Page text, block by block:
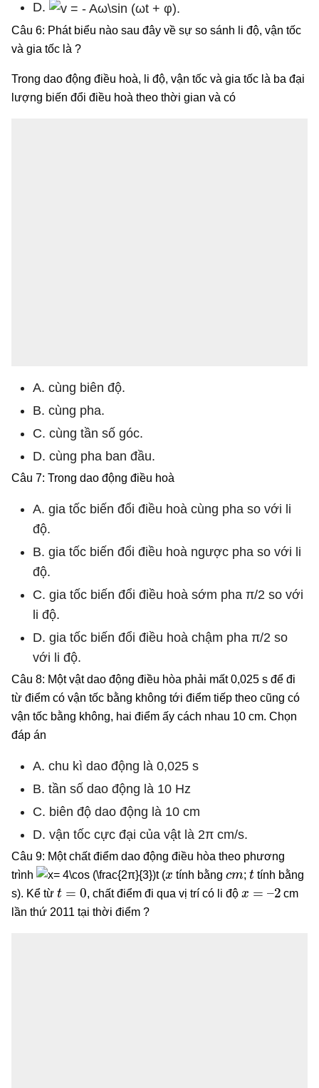
D.
Câu 6: Phát biểu nào sau đây về sự so sánh li độ, vận tốc
và gia tốc là ?
Trong dao động điều hoà, li độ, vận tốc và gia tốc là ba đại
lượng biến đổi điều hoà theo thời gian và có
A. cùng biên độ.
B. cùng pha.
C. cùng tần số góc.
D. cùng pha ban đầu.
Câu 7: Trong dao động điều hoà
A. gia tốc biến đổi điều hoà cùng pha so với li
độ.
B. gia tốc biến đổi điều hoà ngược pha so với li
độ.
C. gia tốc biến đổi điều hoà sớm pha π/2 so với
li độ.
D. gia tốc biến đổi điều hoà chậm pha π/2 so
với li độ.
Câu 8: Một vật dao động điều hòa phải mất 0,025 s để đi
từ điểm có vận tốc bằng không tới điểm tiếp theo cũng có
vận tốc bằng không, hai điểm ấy cách nhau 10 cm. Chọn
đáp án
A. chu kì dao động là 0,025 s
B. tần số dao động là 10 Hz
C. biên độ dao động là 10 cm
D. vận tốc cực đại của vật là 2π cm/s.
Câu 9: Một chất điểm dao động điều hòa theo phương
trình
(
x
tính bằng ;
t
tính bằng
s). Kể từ
t
, chất điểm đi qua vị trí có li độ
cm
lần thứ 2011 tại thời điểm ?